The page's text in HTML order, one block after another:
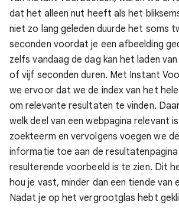
dat het alleen nut heeft als het
niet zo lang geleden duurde het soms
seconden voordat je een afbeelding
zelfs vandaag de dag kan het laden
of vijf seconden duren. Met Instant
we ervoor dat we de index van het
om relevante resultaten te vinden.
welk deel van een webpagina relevant
zoekteerm en vervolgens voegen we
informatie toe aan de
resulterende voorbeeld is te zien. Dit
hou je vast, minder dan een tiende van
Nadat je op het vergrootglas hebt